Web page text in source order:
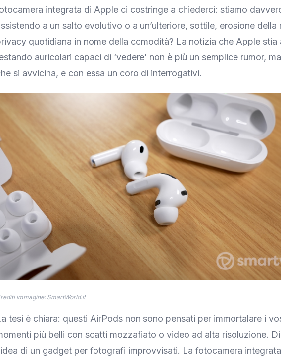
integrata di Apple ci costringe a chiederci: stiamo
a un salto evolutivo o a un’ulteriore, sottile, erosione della
quotidiana in nome della comodità? La notizia che Apple stia
auricolari capaci di ‘vedere’ non è più un semplice rumor,
si avvicina, e con essa un coro di interrogativi.
immagine: SmartWorld.it
tesi è chiara: questi AirPods non sono pensati per immortalare i
più belli con scatti mozzafiato o video ad alta risoluzione.
di un gadget per fotografi improvvisati. La fotocamera